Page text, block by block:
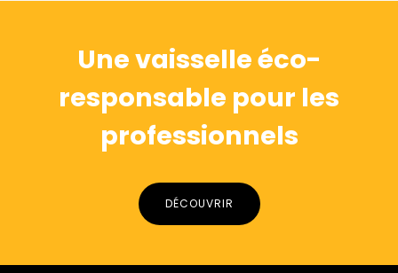
Une vaisselle éco-
responsable pour les
professionnels
DÉCOUVRIR